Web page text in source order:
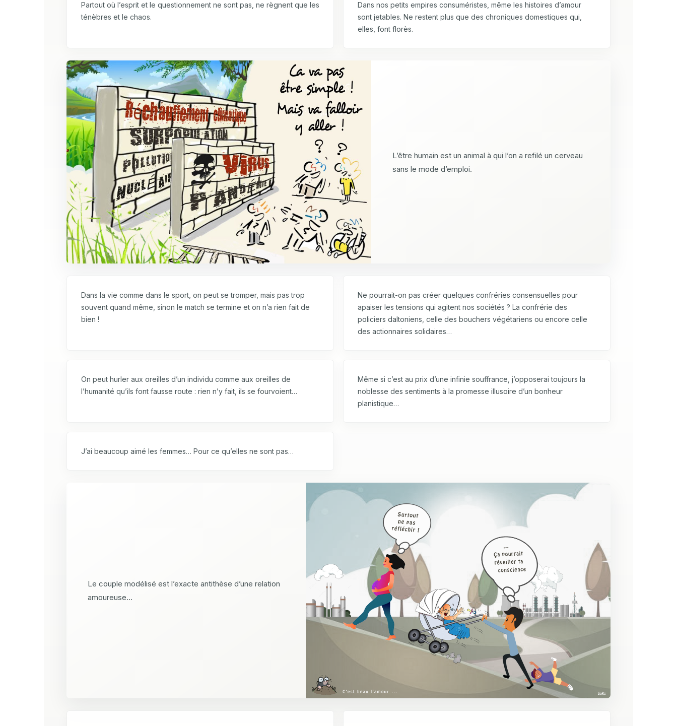
Partout où l’esprit et le questionnement ne sont pas, ne règnent que les
ténèbres et le chaos.
Dans nos petits empires consuméristes, même les histoires d’amour
sont jetables. Ne restent plus que des chroniques domestiques qui,
elles, font florès.
L’être humain est un animal à qui l’on a refilé un cerveau
sans le mode d’emploi.
Dans la vie comme dans le sport, on peut se tromper, mais pas trop
souvent quand même, sinon le match se termine et on n’a rien fait de
bien !
Ne pourrait-on pas créer quelques confréries consensuelles pour
apaiser les tensions qui agitent nos sociétés ? La confrérie des
policiers daltoniens, celle des bouchers végétariens ou encore celle
des actionnaires solidaires…
On peut hurler aux oreilles d’un individu comme aux oreilles de
l’humanité qu’ils font fausse route : rien n’y fait, ils se fourvoient…
Même si c’est au prix d’une infinie souffrance, j’opposerai toujours la
noblesse des sentiments à la promesse illusoire d’un bonheur
planistique…
J’ai beaucoup aimé les femmes… Pour ce qu’elles ne sont pas…
Le couple modélisé est l’exacte antithèse d’une relation
amoureuse…